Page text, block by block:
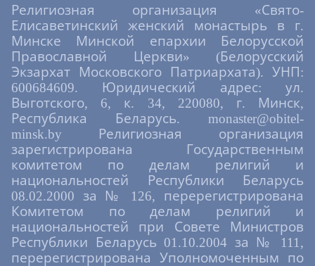
Религиозная организация «Свято-
Елисаветинский женский монастырь в г.
Минске Минской епархии Белорусской
Православной Церкви» (Белорусский
Экзархат Московского Патриархата). УНП:
600684609. Юридический адрес: ул.
Выготского, 6, к. 34, 220080, г. Минск,
Республика Беларусь. monaster@obitel-
minsk.by Религиозная организация
зарегистрирована Государственным
комитетом по делам религий и
национальностей Республики Беларусь
08.02.2000 за № 126, перерегистрирована
Комитетом по делам религий и
национальностей при Совете Министров
Республики Беларусь 01.10.2004 за № 111,
перерегистрирована Уполномоченным по